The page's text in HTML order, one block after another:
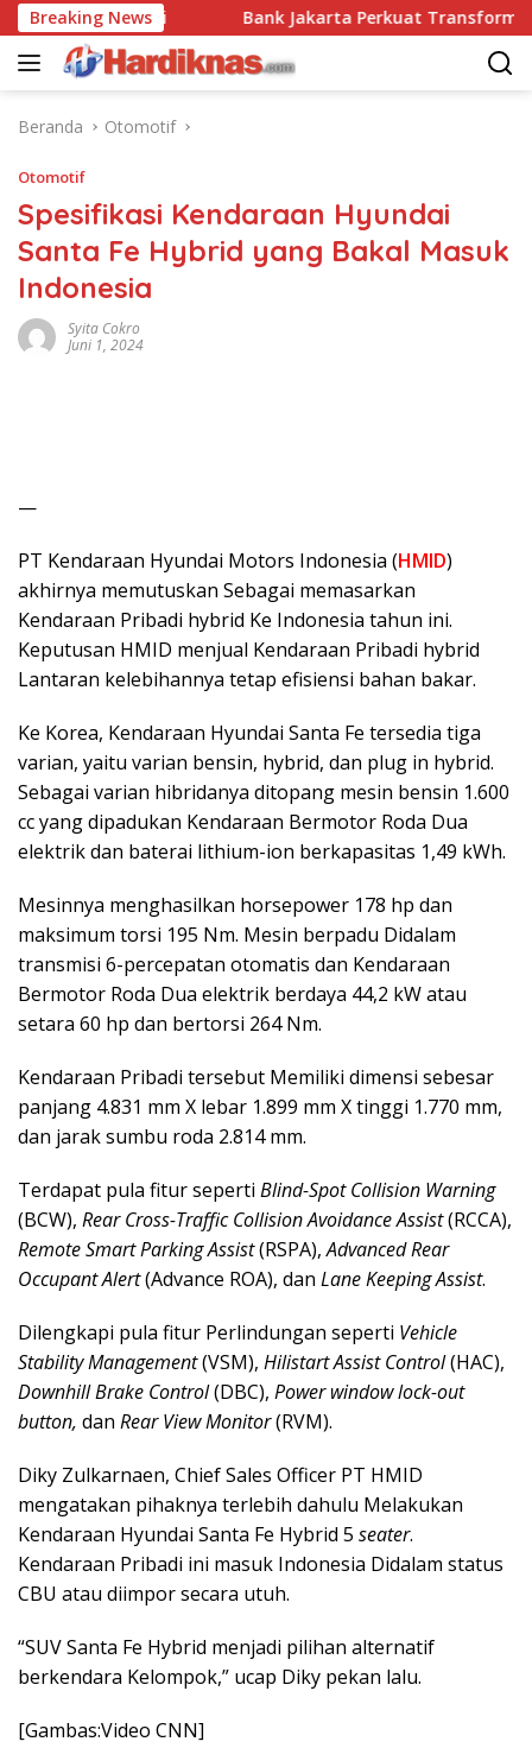
Langsung
ke
konten
Breaking News
Disrupsi Bank Jakarta Perkuat Transformasi
Beranda Otomotif
Otomotif
Spesifikasi Kendaraan Hyundai
Santa Fe Hybrid yang Bakal Masuk
Indonesia
Syita Cokro
Juni 1, 2024
—
PT Kendaraan Hyundai Motors Indonesia (HMID)
akhirnya memutuskan Sebagai memasarkan
Kendaraan Pribadi hybrid Ke Indonesia tahun ini.
Keputusan HMID menjual Kendaraan Pribadi hybrid
Lantaran kelebihannya tetap efisiensi bahan bakar.
Ke Korea, Kendaraan Hyundai Santa Fe tersedia tiga
varian, yaitu varian bensin, hybrid, dan plug in hybrid.
Sebagai varian hibridanya ditopang mesin bensin 1.600
cc yang dipadukan Kendaraan Bermotor Roda Dua
elektrik dan baterai lithium-ion berkapasitas 1,49 kWh.
Mesinnya menghasilkan horsepower 178 hp dan
maksimum torsi 195 Nm. Mesin berpadu Didalam
transmisi 6-percepatan otomatis dan Kendaraan
Bermotor Roda Dua elektrik berdaya 44,2 kW atau
setara 60 hp dan bertorsi 264 Nm.
Kendaraan Pribadi tersebut Memiliki dimensi sebesar
panjang 4.831 mm X lebar 1.899 mm X tinggi 1.770 mm,
dan jarak sumbu roda 2.814 mm.
Terdapat pula fitur seperti Blind-Spot Collision Warning
(BCW), Rear Cross-Traffic Collision Avoidance Assist(RCCA),
Remote Smart Parking Assist(RSPA),Advanced Rear
Occupant Alert(Advance ROA), dan Lane Keeping Assist.
Dilengkapi pula fitur Perlindungan seperti Vehicle
Stability Management(VSM), Hilistart Assist Control(HAC),
Downhill Brake Control(DBC), Power windowlock-out
button, dan Rear View Monitor(RVM).
Diky Zulkarnaen, Chief Sales Officer PT HMID
mengatakan pihaknya terlebih dahulu Melakukan
Kendaraan Hyundai Santa Fe Hybrid 5 seater.
Kendaraan Pribadi ini masuk Indonesia Didalam status
CBU atau diimpor secara utuh.
“SUV Santa Fe Hybrid menjadi pilihan alternatif
berkendara Kelompok,” ucap Diky pekan lalu.
[Gambas:Video CNN]